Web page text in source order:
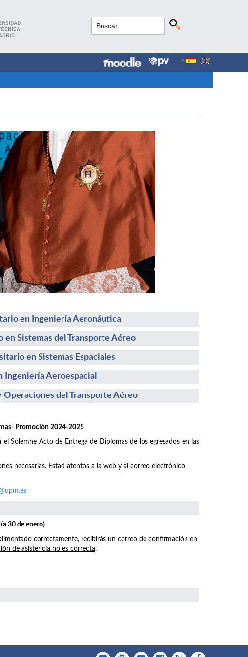
en Ingeniería Aeronáutica
Sistemas del Transporte Aéreo
en Sistemas Espaciales
Ingeniería Aeroespacial
del Transporte Aéreo
2024-2025
el Solemne Acto de Entrega de Diplomas de los egresados en las
necesarias. Estad atentos a la web y al correo electrónico
30 de enero)
correctamente, recibirás un correo de confirmación en
de asistencia no es correcta.